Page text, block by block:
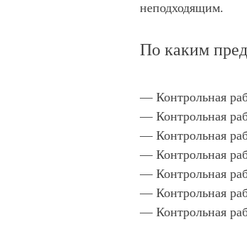
неподходящим.
По каким
— Контрольная
— Контрольная
— Контрольная
— Контрольная
— Контрольная
— Контрольная
— Контрольная